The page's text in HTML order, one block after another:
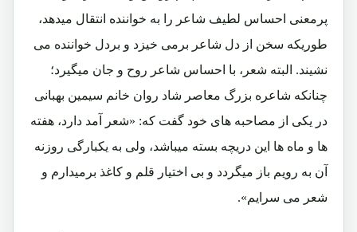
پرمعنی احساس لطیف شاعر را به خواننده انتقال میدهد،
طوریکه سخن از دل شاعر برمی خیزد و بردل خواننده می
نشیند. البته شعر، با احساس شاعر روح و جان میگیرد؛
چنانکه شاعره بزرگ معاصر شاد روان خانم سیمین بهبانی
در یکی از مصاحبه های خود گفت که: «شعر آمد دارد، هفته
ها و ماه ها این دریچه بسته میباشد، ولی به یکبارگی روزنه
آن به رویم باز میگردد و بی اختیار قلم و کاغذ برمیدارم و
شعر می سرایم».